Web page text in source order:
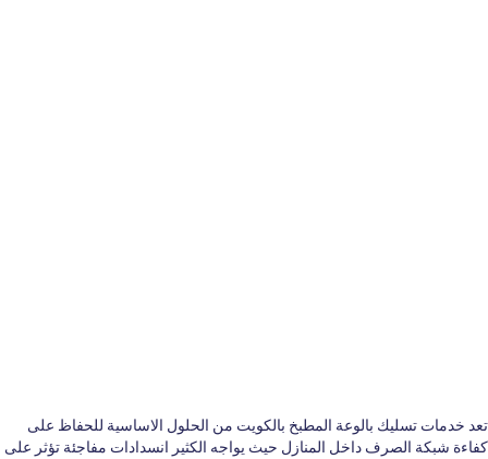
تعد خدمات تسليك بالوعة المطبخ بالكويت من الحلول الاساسية للحفاظ على
كفاءة شبكة الصرف داخل المنازل حيث يواجه الكثير انسدادات مفاجئة تؤثر على